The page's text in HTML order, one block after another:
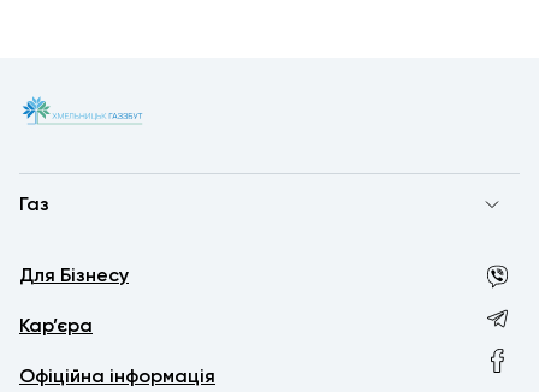
Газ
Для Бізнесу
Кар’єра
Офіційна інформація